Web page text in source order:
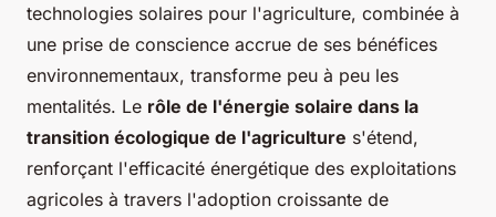
technologies solaires pour l'agriculture, combinée à
une prise de conscience accrue de ses bénéfices
environnementaux, transforme peu à peu les
mentalités. Le rôle de l'énergie solaire dans la
transition écologique de l'agriculture s'étend,
renforçant l'efficacité énergétique des exploitations
agricoles à travers l'adoption croissante de